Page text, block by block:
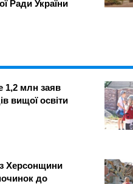
Ради України
1,2 млн заяв
вищої освіти
з Херсонщини
до